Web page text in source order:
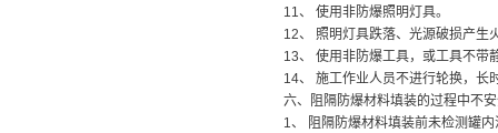
11、 使用非防爆照明灯具。
12、 照明灯具跌落、光源破损产生
13、 使用非防爆工具，或工具不带
14、 施工作业人员不进行轮换，长
六、阻隔防爆材料填装的过程中不
1、 阻隔防爆材料填装前未检测罐